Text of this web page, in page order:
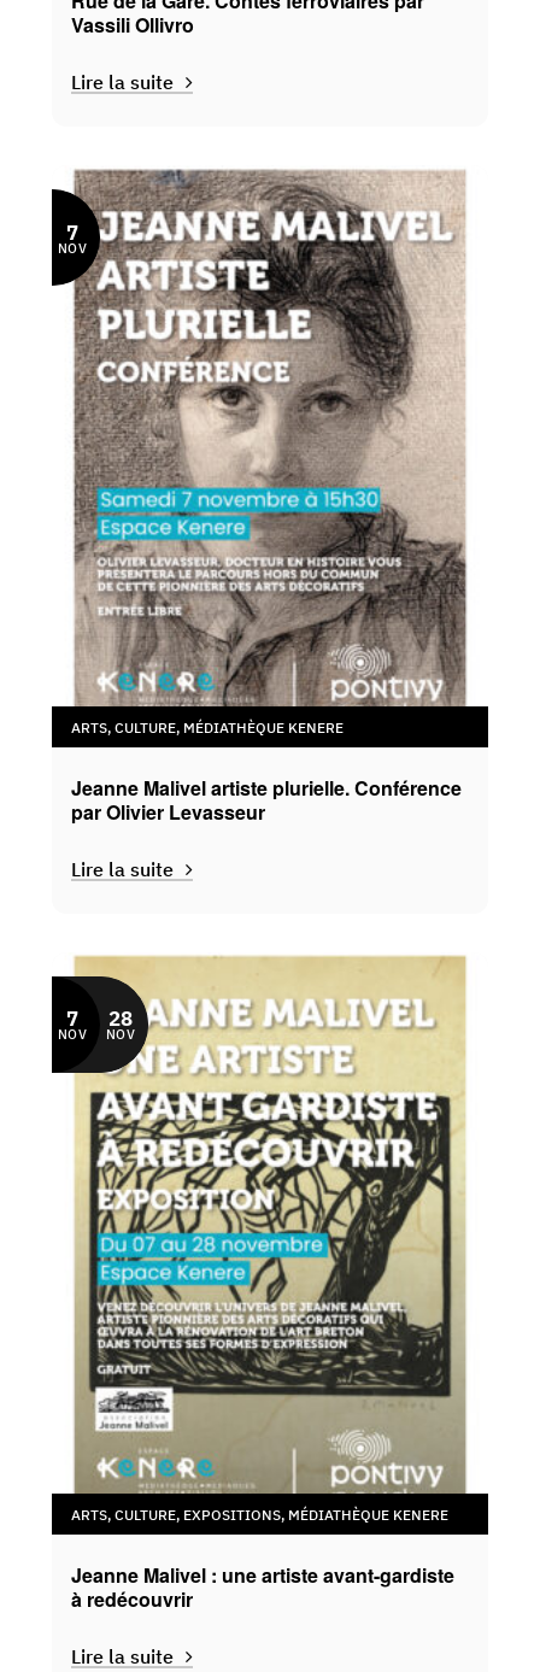
Vassili Ollivro
Lire la suite
7
NOV
ARTS,CULTURE, MÉDIATHÈQUE KENERE
Jeanne Malivel artiste plurielle. Conférence
par Olivier Levasseur
Lire la suite
7
NOV
28
NOV
ARTS,CULTURE, EXPOSITIONS, MÉDIATHÈQUE KENERE
Jeanne Malivel : une artiste avant-gardiste
à redécouvrir
Lire la suite